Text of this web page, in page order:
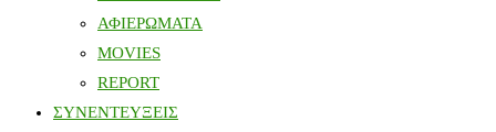
ΑΦΙΕΡΩΜΑΤΑ
MOVIES
REPORT
ΣΥΝΕΝΤΕΥΞΕΙΣ